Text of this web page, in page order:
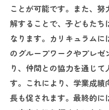
ことが可能です。また、
解することで、子どもたち
なります。カリキュラム
のグループワークやプレ
り、仲間との協力を通じ
す。これにより、学業成
長も促されます。最終的に